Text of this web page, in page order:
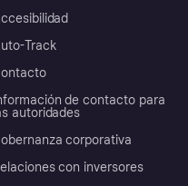
Track
de contacto para
autoridades
corporativa
con inversores